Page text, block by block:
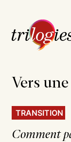
Vers
TRANSITION
Comment